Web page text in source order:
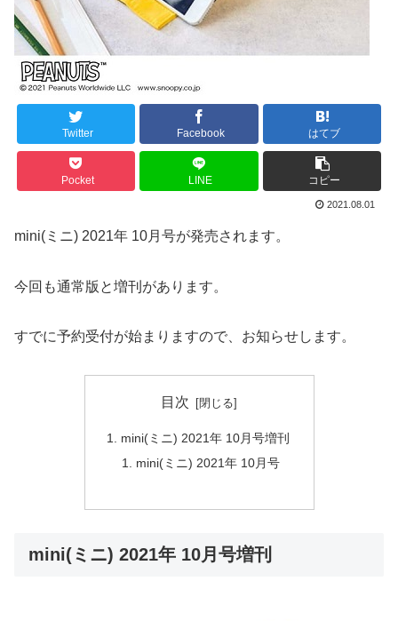
Twitter Facebook はてブ
Pocket LINE コピー
2021.08.01
mini(ミニ) 2021年 10月号が発売されます。
今回も通常版と増刊があります。
すでに予約受付が始まりますので、お知らせします。
目次
mini(ミニ) 2021年 10月号増刊
mini(ミニ) 2021年 10月号
mini(ミニ) 2021年 10月号増刊